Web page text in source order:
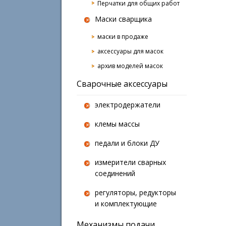
Перчатки для общих работ
Маски сварщика
маски в продаже
аксессуары для масок
архив моделей масок
Сварочные аксессуары
электродержатели
клемы массы
педали и блоки ДУ
измерители сварных
соединений
регуляторы, редукторы
и комплектующие